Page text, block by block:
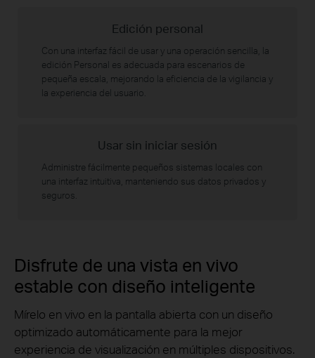
Edición personal
Con una interfaz fácil de usar y una operación sencilla, la
edición Personal es adecuada para escenarios de
pequeña escala, mejorando la eficiencia de la vigilancia y
la experiencia del usuario.
Usar sin iniciar sesión
Administre fácilmente pequeños sistemas locales con
una interfaz intuitiva, manteniendo sus datos privados y
seguros.
Disfrute de una vista en vivo
estable con diseño inteligente
Mírelo en vivo en la pantalla abierta con un diseño
optimizado automáticamente para la mejor
experiencia de visualización en múltiples dispositivos.